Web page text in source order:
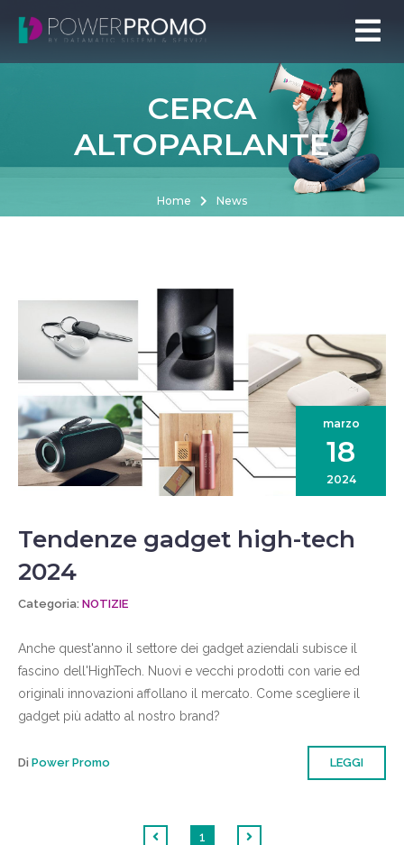
CERCA
ALTOPARLANTE
Home News
marzo
18
2024
Tendenze gadget high-tech
2024
Categoria: NOTIZIE
Anche quest'anno il settore dei gadget aziendali subisce il
fascino dell'HighTech. Nuovi e vecchi prodotti con varie ed
originali innovazioni affollano il mercato. Come scegliere il
gadget più adatto al nostro brand?
Di Power Promo LEGGI
1